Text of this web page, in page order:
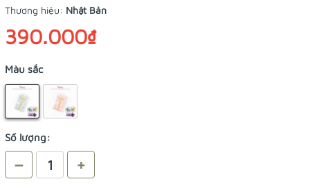
Thương hiệu: Nhật Bản
390.000₫
Màu sắc
Số lượng:
– +